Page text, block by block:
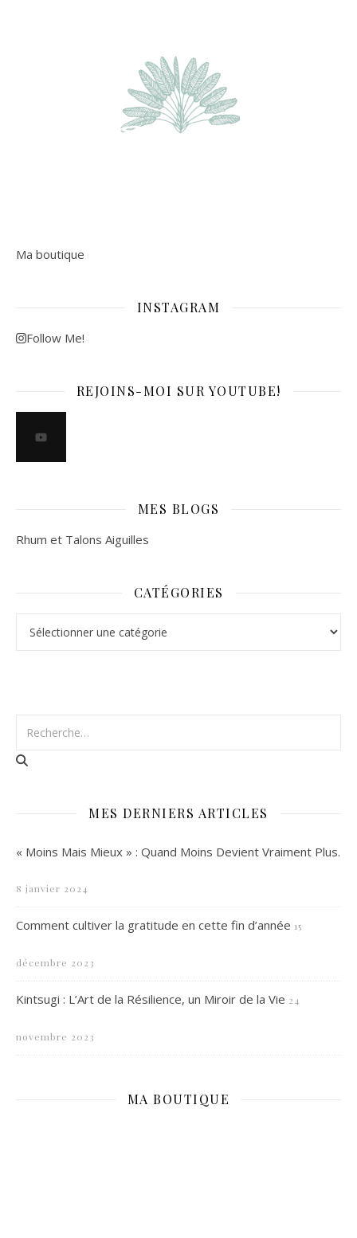
Ma boutique
INSTAGRAM
Follow Me!
REJOINS-MOI SUR YOUTUBE!
MES BLOGS
Rhum et Talons Aiguilles
CATÉGORIES
MES DERNIERS ARTICLES
« Moins Mais Mieux » : Quand Moins Devient Vraiment Plus.
8 janvier 2024
Comment cultiver la gratitude en cette fin d’année 15
décembre 2023
Kintsugi : L’Art de la Résilience, un Miroir de la Vie 24
novembre 2023
MA BOUTIQUE